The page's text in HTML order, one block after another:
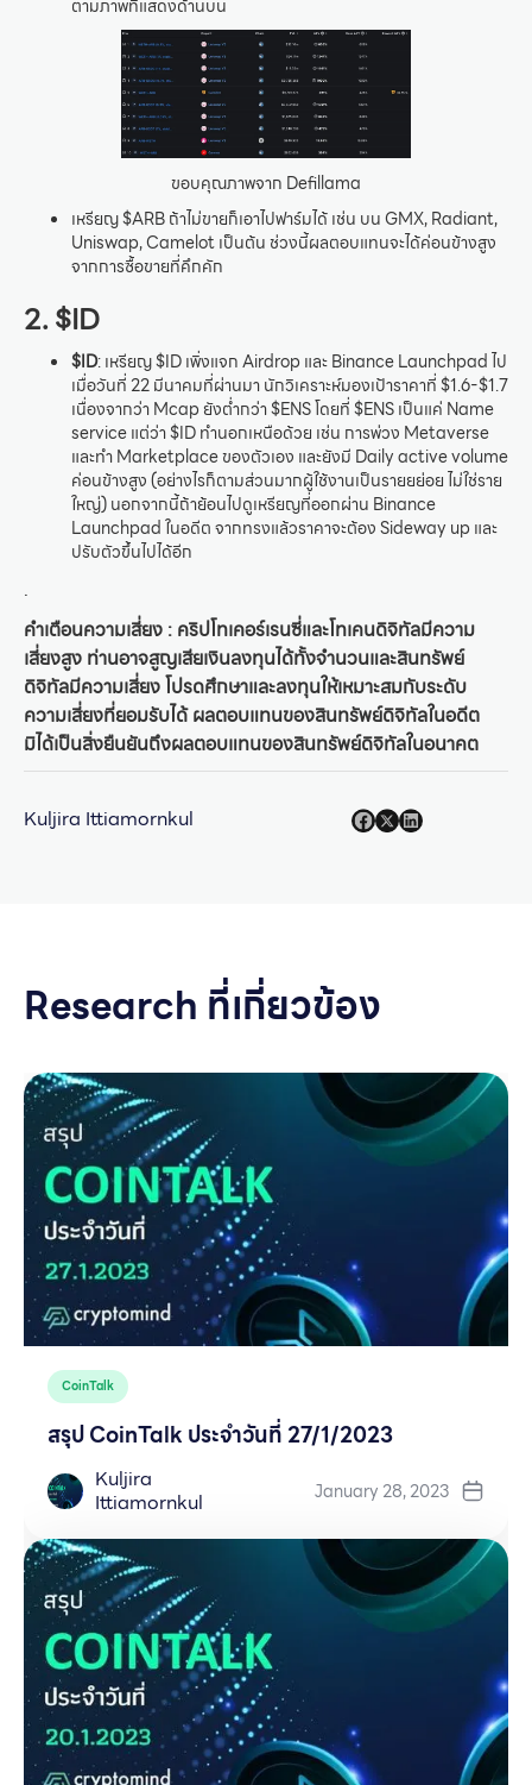
ตามภาพที่แสดงด้านบน
ขอบคุณภาพจาก Defillama
เหรียญ $ARB ถ้าไม่ขายก็เอาไปฟาร์มได้ เช่น บน GMX, Radiant,
Uniswap, Camelot เป็นต้น ช่วงนี้ผลตอบแทนจะได้ค่อนข้างสูง
จากการซื้อขายที่คึกคัก
2. $ID
$ID: เหรียญ $ID เพิ่งแจก Airdrop และ Binance Launchpad ไป
เมื่อวันที่ 22 มีนาคมที่ผ่านมา นักวิเคราะห์มองเป้าราคาที่ $1.6-$1.7
เนื่องจากว่า Mcap ยังต่ำกว่า $ENS โดยที่ $ENS เป็นแค่ Name
service แต่ว่า $ID ทำนอกเหนือด้วย เช่น การพ่วง Metaverse
และทำ Marketplace ของตัวเอง และยังมี Daily active volume
ค่อนข้างสูง (อย่างไรก็ตามส่วนมากผู้ใช้งานเป็นรายยย่อย ไม่ใช่ราย
ใหญ่) นอกจากนี้ถ้าย้อนไปดูเหรียญที่ออกผ่าน Binance
Launchpad ในอดีต จากทรงแล้วราคาจะต้อง Sideway up และ
ปรับตัวขึ้นไปได้อีก
.
คำเตือนความเสี่ยง : คริปโทเคอร์เรนซี่และโทเคนดิจิทัลมีความ
เสี่ยงสูง ท่านอาจสูญเสียเงินลงทุนได้ทั้งจำนวนและสินทรัพย์
ดิจิทัลมีความเสี่ยง โปรดศึกษาและลงทุนให้เหมาะสมกับระดับ
ความเสี่ยงที่ยอมรับได้ ผลตอบแทนของสินทรัพย์ดิจิทัลในอดีต
มิได้เป็นสิ่งยืนยันถึงผลตอบแทนของสินทรัพย์ดิจิทัลในอนาคต
Kuljira Ittiamornkul
Research ที่เกี่ยวข้อง
CoinTalk
สรุป CoinTalk ประจำวันที่ 27/1/2023
Kuljira
Ittiamornkul
January 28, 2023